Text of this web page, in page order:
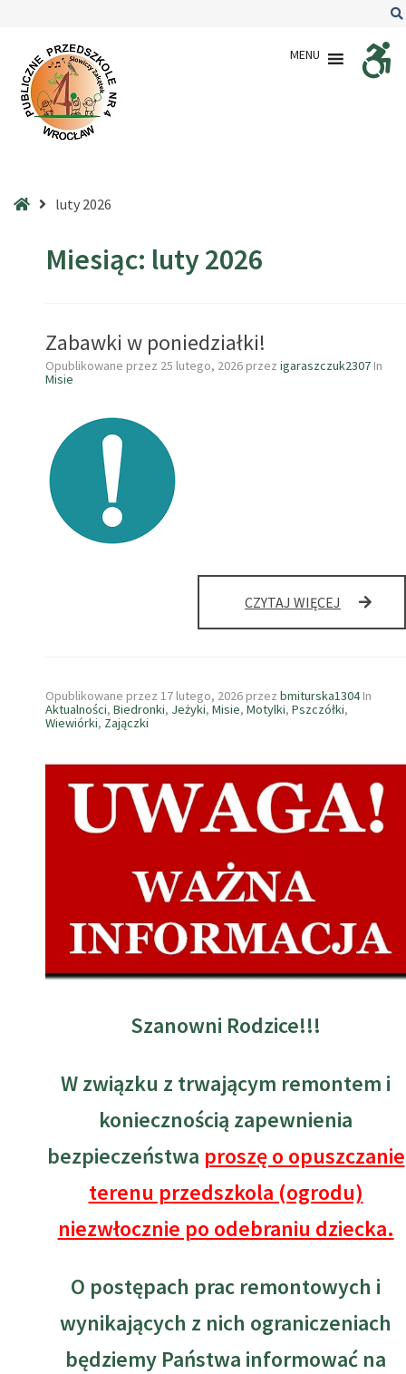
luty
MENU
Stronaluty 2026
Miesiąc: luty 2026
Zabawki w poniedziałki!
Opublikowane przez 25 lutego, 2026 przez igaraszczuk2307 In
Misie
CZYTAJ WIĘCEJ ZABAWKI
Opublikowane przez 17 lutego, 2026 przez bmiturska1304In
Aktualności, Biedronki, Jeżyki, Misie, Motylki, Pszczółki,
Wiewiórki, Zajączki
Szanowni Rodzice!!!
W związku z trwającym remontem i
koniecznością zapewnienia
bezpieczeństwa proszę o opuszczanie
terenu przedszkola (ogrodu)
niezwłocznie po odebraniu dziecka.
O postępach prac remontowych i
wynikających z nich ograniczeniach
będziemy Państwa informować na